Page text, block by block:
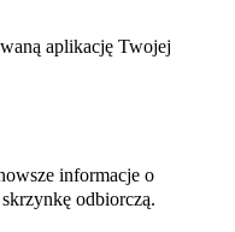
aplikację Twojej
informacje o
odbiorczą.